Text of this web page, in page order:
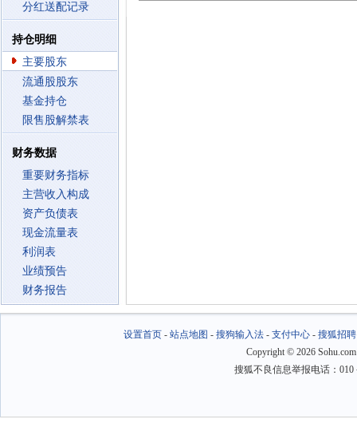
分红送配记录
持仓明细
主要股东
流通股股东
基金持仓
限售股解禁表
财务数据
重要财务指标
主营收入构成
资产负债表
现金流量表
利润表
业绩预告
财务报告
设置首页- 站点地图 - 搜狗输入法- 支付中心- 搜狐招聘
Copyright © 2026
搜狐不良信息举报电话：010